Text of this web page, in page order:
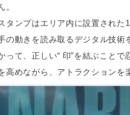
。
タンプはエリア内に設置された
の動きを読み取るデジタル技術
って、正しい“ 印”を結ぶこと
高めながら、アトラクションを